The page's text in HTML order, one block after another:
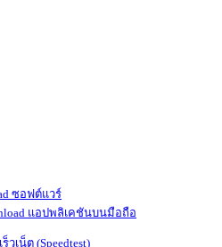
ซอฟต์แวร์
แอปพลิเคชันบนมือถือ
วเน็ต (Speedtest)